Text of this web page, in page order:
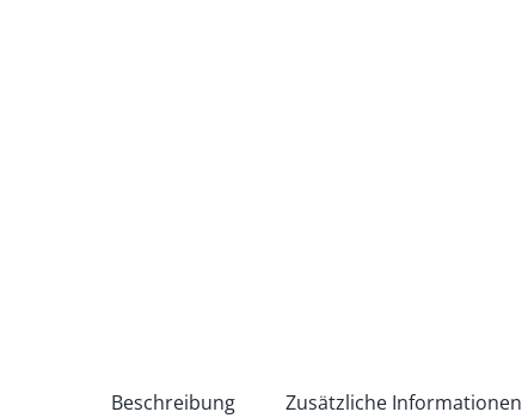
Beschreibung Zusätzliche Informationen